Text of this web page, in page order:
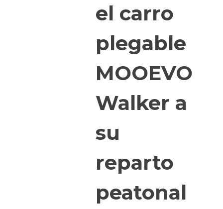
el carro
plegable
MOOEVO
Walker a
su
reparto
peatonal